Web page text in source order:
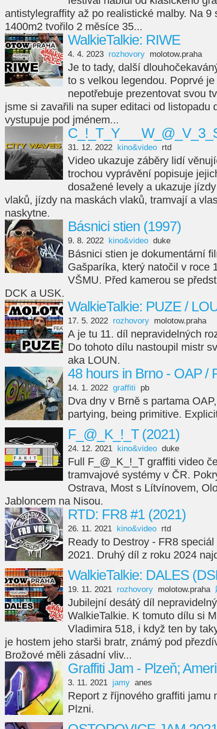
antistylegraffity až po realistické malby. Na 9
1400m2 tvořilo 2 měsíce 35...
WalkieTalkie: RIWE
4. 4. 2023 rozhovory molotow.praha
Je to tady, další
to s velkou legendou. Poprvé
nepotřebuje prezentovat svou
jsme si zavařili na super editaci od listopadu
vystupuje pod jménem...
31. 12. 2022 kino&video rtd
Video ukazuje záběry lidí
trochou vyprávění popisuje
dosažené levely a ukazuje
vlaků, jízdy na maskách vlaků, tramvají a
naskytne.
Básnici stien (1997)
9. 8. 2022 kino&video duke
Básnici stien je dokumentární
Gašparíka, který natočil v roce
VŠMU. Před kamerou se
DCK a USK.
WalkieTalkie: PUZE /
17. 5. 2022 rozhovory molotow.praha
A je tu 11. díl nepravidelných
Do tohoto dílu nastoupil mistr
aka LOUN.
48 hours in Brno - OAP /
14. 1. 2022 graffiti pb
Dva dny v Brně s partama
partying, being primitive.
F_@_K_!_T (2021)
24. 12. 2021 kino&video duke
Full F_@_K_!_T graffiti video
tramvajové systémy v ČR.
Ostrava, Most s Lítvínovem,
Jabloncem na Nisou.
RTD: FR8 #1 (2021)
26. 11. 2021 kino&video rtd
Ready to Destroy - FR8
2021. Druhý díl z roku 2024
WalkieTalkie: DALES
19. 11. 2021 rozhovory molotow.praha
Jubilejní desátý díl
WalkieTalkie. K tomuto dílu si
Vladimira 518, i když ten by
je hostem jeho starši bratr, známý pod
Brožové měli zásadní vliv...
Graffiti Jam - Plzeň;
3. 11. 2021 jamy anes
Report z říjnového graffiti jamu
Plzni.